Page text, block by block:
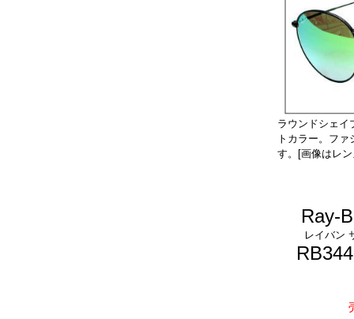
ラウンドシェイ
トカラー。フ
す。[画像はレ
Ray-
レイバン